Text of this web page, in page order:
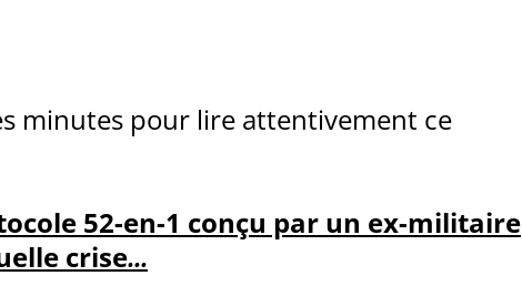
minutes pour lire attentivement ce
52-en-1 conçu par un ex-militaire
crise...